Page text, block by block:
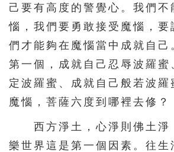
己要有高度的警覺心。我們不
惱，我們要勇敢接受魔惱，要
們才能夠在魔惱當中成就自己
第一個，成就自己忍辱波羅蜜
定波羅蜜、成就自己般若波羅
魔惱，菩薩六度到哪裡去修？
西方淨土，心淨則佛土淨
樂世界這是第一個因素。往生